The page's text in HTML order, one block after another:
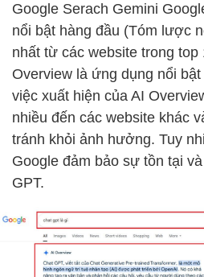
Google Serach Gemini
nổi bật hàng đầu (Tóm lược
nhất từ các website trong top
Overview là ứng dụng nổi
việc xuất hiện của AI
nhiều đến các website khác
tránh khỏi ảnh hưởng. Tuy
Google đảm bảo sự tồn tại
GPT.